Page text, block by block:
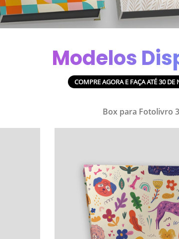
Modelos
COMPRE AGORA E FAÇA ATÉ 30
Box para Fotolivro